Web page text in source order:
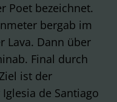
Poet bezeichnet.
bergab im
Lava. Dann über
Final durch
ist der
de Santiago